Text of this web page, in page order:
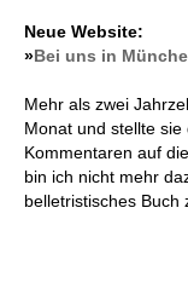
Neue Website:
»Bei uns in
Mehr als zwei
Monat und stellte
Kommentaren auf
bin ich nicht mehr
belletristisches Buch